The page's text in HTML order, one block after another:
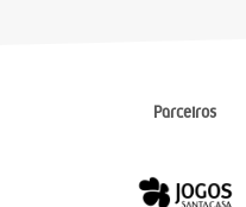
Parceiros